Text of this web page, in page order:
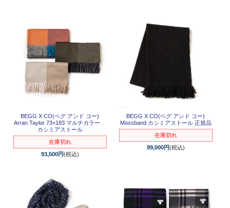
BEGG X CO(ベグ アンド コー)
Arran Taylor 73×183 マルチカラー
カシミアストール
在庫切れ
93,500円(税込)
BEGG X CO(ベグ アンド コー)
Mossband カシミアストール 正規品
在庫切れ
99,000円(税込)